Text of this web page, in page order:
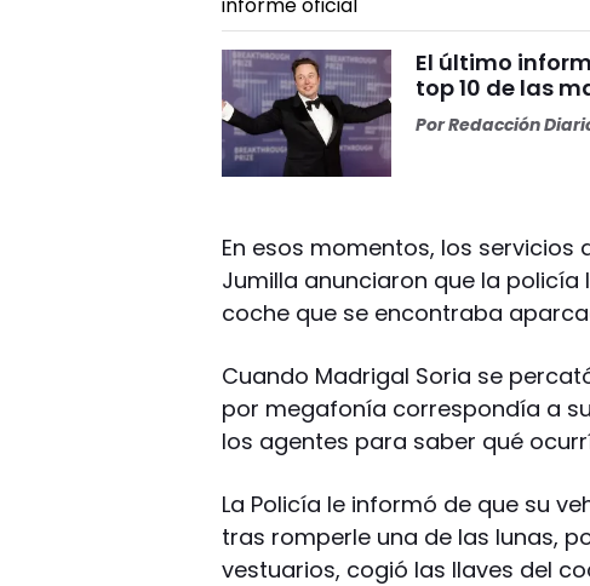
El último
top 10 de las
PorRedacción
En esos momentos, los
Jumilla anunciaron que la
coche que se encontraba
Cuando Madrigal Soria se
por megafonía correspondía a
los agentes para saber qué
La Policía le informó de que su
tras romperle una de las lunas,
vestuarios, cogió las llaves del